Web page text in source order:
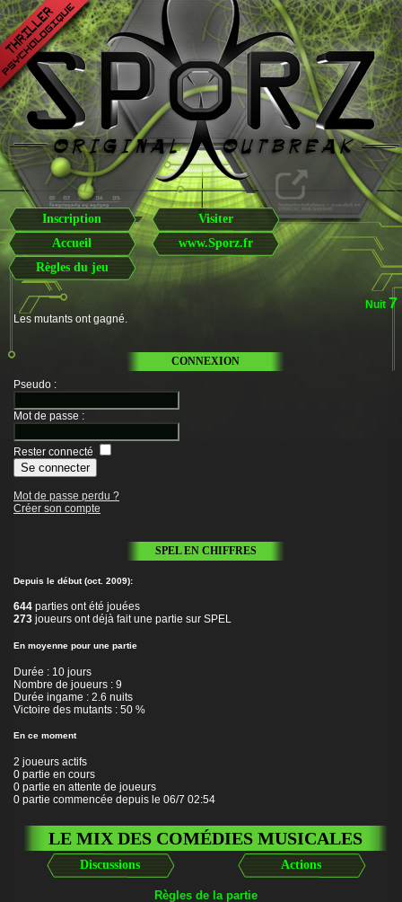
Inscription
Visiter
Accueil
www.Sporz.fr
Règles du jeu
Nuit 7
Les mutants ont gagné.
CONNEXION
Pseudo :
Mot de passe :
Rester connecté
Mot de passe perdu ?
Créer son compte
SPEL EN CHIFFRES
Depuis le début (oct. 2009):
644 parties ont été jouées
273 joueurs ont déjà fait une partie sur SPEL
En moyenne pour une partie
Durée : 10 jours
Nombre de joueurs : 9
Durée ingame : 2.6 nuits
Victoire des mutants : 50 %
En ce moment
2 joueurs actifs
0 partie en cours
0 partie en attente de joueurs
0 partie commencée depuis le 06/7 02:54
LE MIX DES COMÉDIES MUSICALES
Discussions Actions
Règles de la partie